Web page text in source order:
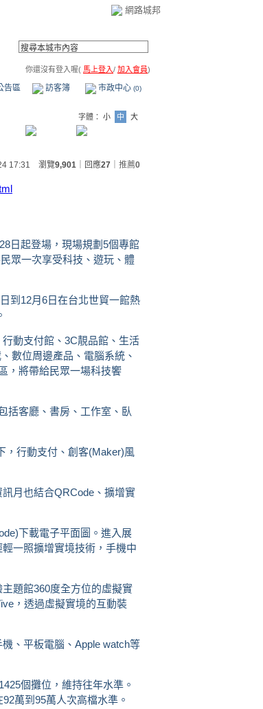
網路城邦
你還沒有登入喔( 馬上登入/ 加入會員)
告區 訪客簿 市政中心 (0)
字體： 小 中
大
17:31 瀏覽9,901 ｜回應27 推薦0
日起登場，現場規劃5個專館
眾一次享受科技、遊玩、體
到12月6日在台北世貿一館熱
動支付館、3C靚品館、生活
數位周邊產品、電腦系統、
，將帶給民眾一場科技饗
括客廳、書房、工作室、臥
，行動支付、創客(Maker)風
月也結合QRCode、擴增實
下載電子平面圖。進入展
一照擴增實境技術，手機中
題館360度全方位的虛擬實
，透過虛擬實境的互動裝
、平板電腦、Apple watch等
個攤位，維持往年水準。
萬到95萬人次高檔水準。